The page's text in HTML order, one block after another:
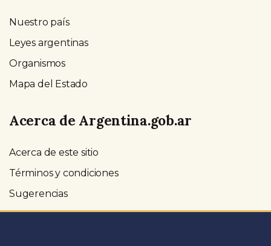
Nuestro país
Leyes argentinas
Organismos
Mapa del Estado
Acerca de Argentina.gob.ar
Acerca de este sitio
Términos y condiciones
Sugerencias